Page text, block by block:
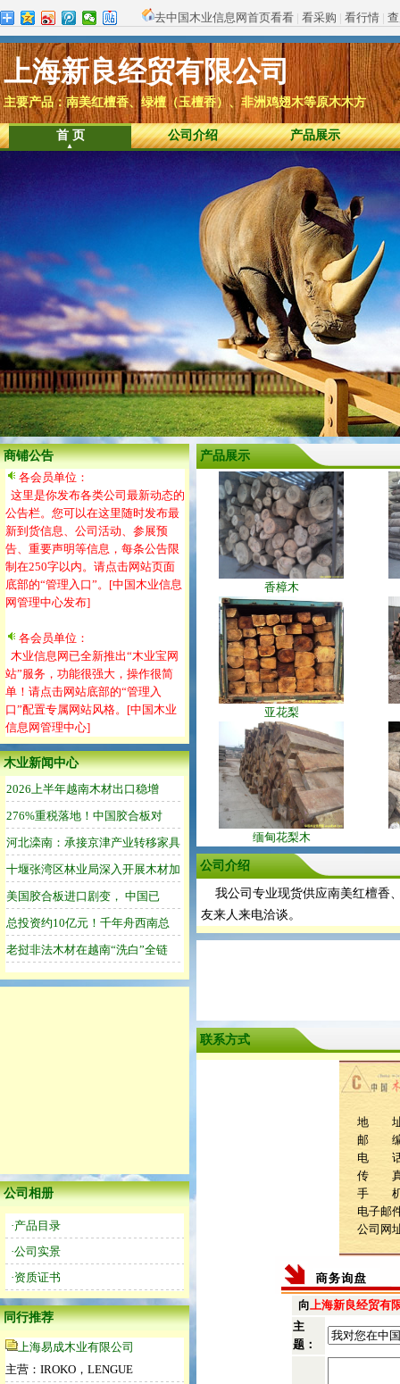
去中国木业信息网首页看看 | 看采购 | 看行情 |
上海新良经贸有限公司
主要产品：南美红檀香、绿檀（玉檀香）、非洲鸡翅木等原木木方
首 页 公司介绍 产品展示
商铺公告
各会员单位：
这里是你发布各类公司最新动态的
公告栏。您可以在这里随时发布最
新到货信息、公司活动、参展预
告、重要声明等信息，每条公告限
制在250字以内。请点击网站页面
底部的“管理入口”。[中国木业信息
网管理中心发布]
各会员单位：
木业信息网已全新推出“木业宝网
站”服务，功能很强大，操作很简
单！请点击网站底部的“管理入
口”配置专属网站风格。[中国木业
信息网管理中心]
木业新闻中心
公司相册
·产品目录
·公司实景
·资质证书
同行推荐
上海易成木业有限公司
主营：IROKO，LENGUE
产品展示
香樟木
亚花梨
缅甸花梨木
公司介绍
我公司专业现货供应南美红檀香
友来人来电洽谈。
联系方式
地 址
邮 编
电 话
传 真
手 机
电子邮
公司网
向上海新良经贸有
主
题：